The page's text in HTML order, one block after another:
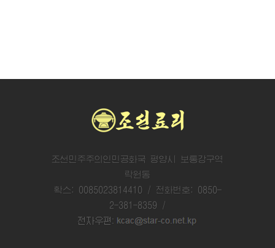
조선민주주의인민공화국 평양시 보통강구역
락원동
확스: 0085023814410 / 전화번호: 0850-
2-381-8359 /